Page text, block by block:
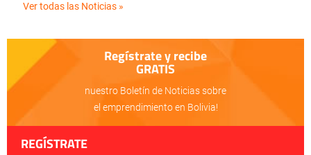
Ver todas las Noticias »
Regístrate y recibe
GRATIS
nuestro Boletín de Noticias sobre
el emprendimiento en Bolivia!
REGÍSTRATE